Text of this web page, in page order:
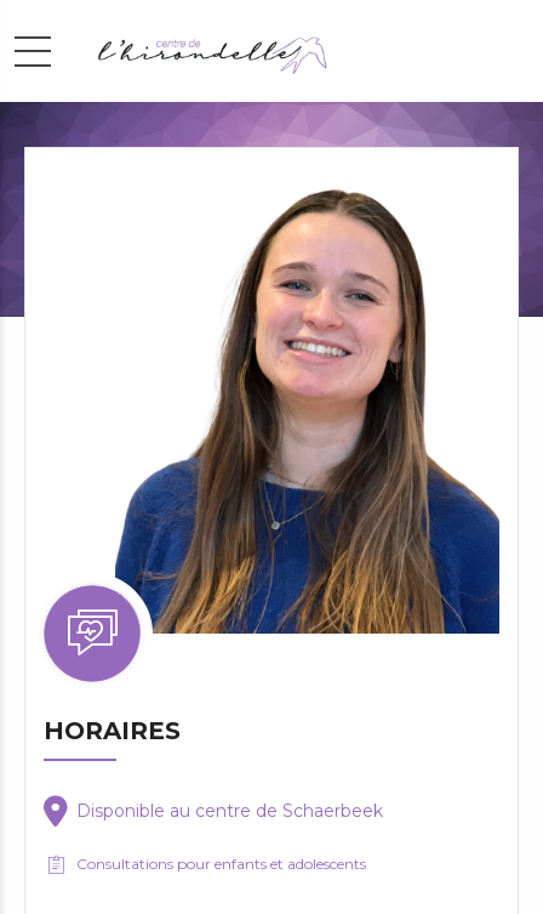
Clotilde Lefébure
HORAIRES
Disponible au centre de Schaerbeek
Consultations pour enfants et adolescents